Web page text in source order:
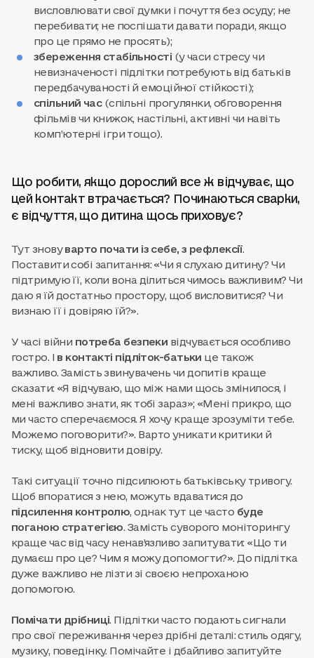
висловлювати свої думки і почуття без осуду; не
перебивати; не поспішати давати поради, якщо
про це прямо не просять);
збереження стабільності (у часи стресу чи
невизначеності підлітки потребують від батьків
передбачуваності й емоційної стійкості);
спільний час (спільні прогулянки, обговорення
фільмів чи книжок, настільні, активні чи навіть
комп’ютерні ігри тощо).
Що робити, якщо дорослий все ж відчуває, що
цей контакт втрачається? Починаються сварки,
є відчуття, що дитина щось приховує?
Тут зновуварто почати із себе, з рефлексії.
Поставити собі запитання: «Чи я слухаю дитину? Чи
підтримую її, коли вона ділиться чимось важливим? Чи
даю я їй достатньо простору, щоб висловитися? Чи
визнаю її і довіряю їй?».
У часі війни потреба безпеки відчувається особливо
гостро. І в контакті підліток-батьки це також
важливо. Замість звинувачень чи допитів краще
сказати: «Я відчуваю, що між нами щось змінилося, і
мені важливо знати, як тобі зараз»; «Мені прикро, що
ми часто сперечаємося. Я хочу краще зрозуміти тебе.
Можемо поговорити?». Варто уникати критики й
тиску, щоб відновити довіру.
Такі ситуації точно підсилюють батьківську тривогу.
Щоб впоратися з нею, можуть вдаватися до
підсилення контролю, однак тут це часто буде
поганою стратегією. Замість суворого моніторингу
краще час від часу ненав’язливо запитувати: «Що ти
думаєш про це? Чим я можу допомогти?». До підлітка
дуже важливо не лізти зі своєю непроханою
допомогою.
Помічати дрібниці. Підлітки часто подають сигнали
про свої переживання через дрібні деталі: стиль одягу,
музику, поведінку. Помічайте і дбайливо запитуйте